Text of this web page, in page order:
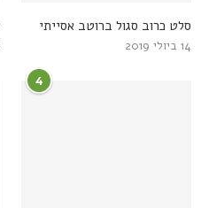
סלט כרוב סגול ברוטב אסייתי
14 ביולי 2019
4